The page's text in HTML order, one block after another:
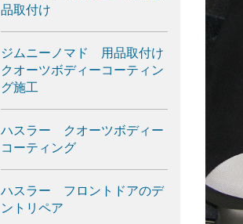
品取付け
ジムニーノマド 用品取付け
クオーツボディーコーティン
グ施工
ハスラー クオーツボディー
コーティング
ハスラー フロントドアのデ
ントリペア